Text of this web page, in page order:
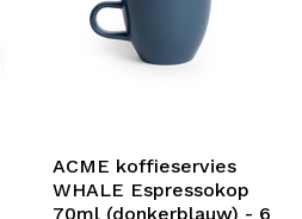
ACME koffieservies
WHALE Espressokop
70ml (donkerblauw) - 6